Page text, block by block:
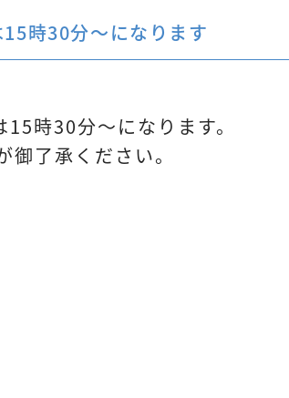
時30分～になります
時30分～になります。
了承ください。